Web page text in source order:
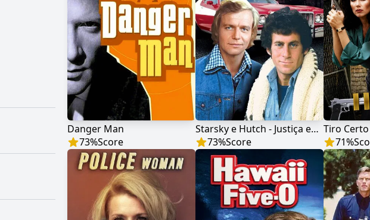
Danger Man
73%Score
Starsky e Hutch - Justiça em Dobro
73%Score
Tiro Certo
71%